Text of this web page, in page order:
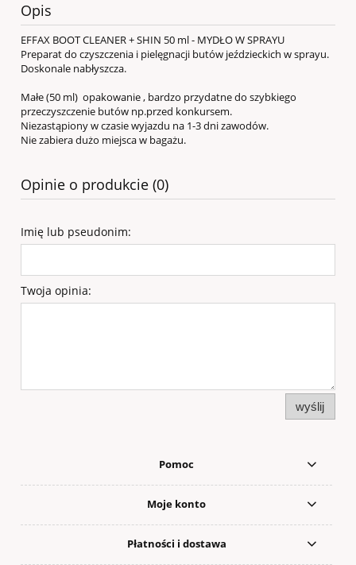
Opis
EFFAX BOOT CLEANER + SHIN 50 ml - MYDŁO W SPRAYU
Preparat do czyszczenia i pielęgnacji butów jeździeckich w sprayu.
Doskonale nabłyszcza.
Małe (50 ml) opakowanie , bardzo przydatne do szybkiego
przeczyszczenie butów np.przed konkursem.
Niezastąpiony w czasie wyjazdu na 1-3 dni zawodów.
Nie zabiera dużo miejsca w bagażu.
Opinie o produkcie (0)
Imię lub pseudonim:
Twoja opinia:
wyślij
Pomoc
Moje konto
Płatności i dostawa